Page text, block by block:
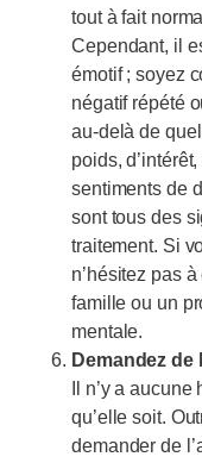
tout à fait
Cependant, il
émotif ; soyez
négatif répété
au-delà de
poids,
sentiments de
sont tous des
traitement. Si
n’hésitez pas
famille ou un
mentale.
Demandez de
Il n’y a
qu’elle soit.
demander de